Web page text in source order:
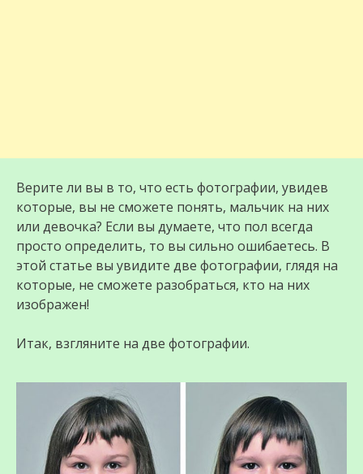
Верите ли вы в то, что есть фотографии, увидев
которые, вы не сможете понять, мaльчик на них
или дeвoчка? Если вы думаете, что пол всегда
просто определить, то вы сильно ошибаетесь. В
этой статье вы увидите две фотографии, глядя на
которые, не сможете разобраться, кто на них
изображен!
Итак, взгляните на две фотографии.